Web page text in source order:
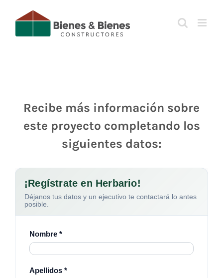
Recibe más información sobre
este proyecto completando los
siguientes datos: